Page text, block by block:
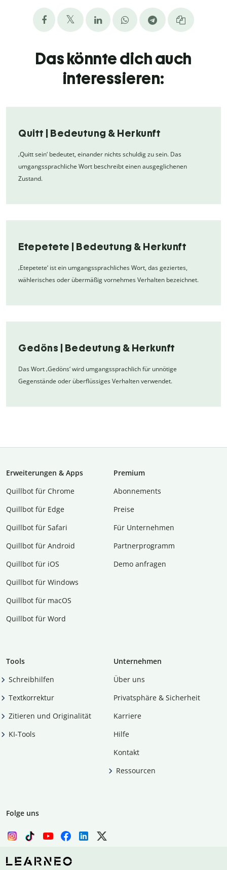
Das könnte dich auch
interessieren:
Quitt | Bedeutung & Herkunft
‚Quitt sein‘ bedeutet, einander nichts schuldig zu sein. Das
umgangssprachliche Wort beschreibt einen ausgeglichenen
Zustand.
Etepetete | Bedeutung & Herkunft
‚Etepetete‘ ist ein umgangssprachliches Wort, das geziertes,
wählerisches oder übermäßig vornehmes Verhalten bezeichnet.
Gedöns | Bedeutung & Herkunft
Das Wort ‚Gedöns‘ wird umgangssprachlich für unnötige
Gegenstände oder überflüssiges Verhalten verwendet.
Erweiterungen & Apps
Quillbot für Chrome
Quillbot für Edge
Quillbot für Safari
Quillbot für Android
Quillbot für iOS
Quillbot für Windows
Quillbot für macOS
Quillbot für Word
Premium
Abon­ne­ments
Preise
Für Unternehmen
Partnerprogramm
Demo anfragen
Tools
Schreibhilfen
Textkorrektur
Zitieren und Originalität
KI-Tools
Unternehmen
Über uns
Privatsphäre & Sicherheit
Karriere
Hilfe
Kontakt
Ressourcen
Folge uns